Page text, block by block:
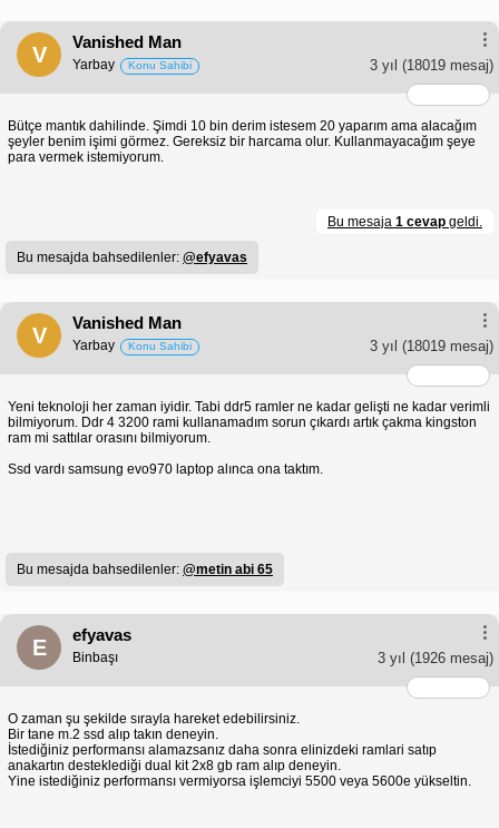
V
Vanished Man
3 yıl (18019 mesaj)
Yarbay Konu Sahibi
Bütçe mantık dahilinde. Şimdi 10 bin derim istesem 20 yaparım ama alacağım
şeyler benim işimi görmez. Gereksiz bir harcama olur. Kullanmayacağım şeye
para vermek istemiyorum.
Bu mesaja 1 cevap geldi.
Bu mesajda bahsedilenler: @efyavas
V
Vanished Man
3 yıl (18019 mesaj)
Yarbay Konu Sahibi
Yeni teknoloji her zaman iyidir. Tabi ddr5 ramler ne kadar gelişti ne kadar verimli
bilmiyorum. Ddr 4 3200 rami kullanamadım sorun çıkardı artık çakma kingston
ram mi sattılar orasını bilmiyorum.
Ssd vardı samsung evo970 laptop alınca ona taktım.
Bu mesajda bahsedilenler: @metin abi 65
E
efyavas
3 yıl (1926 mesaj)
Binbaşı
O zaman şu şekilde sırayla hareket edebilirsiniz.
Bir tane m.2 ssd alıp takın deneyin.
İstediğiniz performansı alamazsanız daha sonra elinizdeki ramlari satıp
anakartın desteklediği dual kit 2x8 gb ram alıp deneyin.
Yine istediğiniz performansı vermiyorsa işlemciyi 5500 veya 5600e yükseltin.